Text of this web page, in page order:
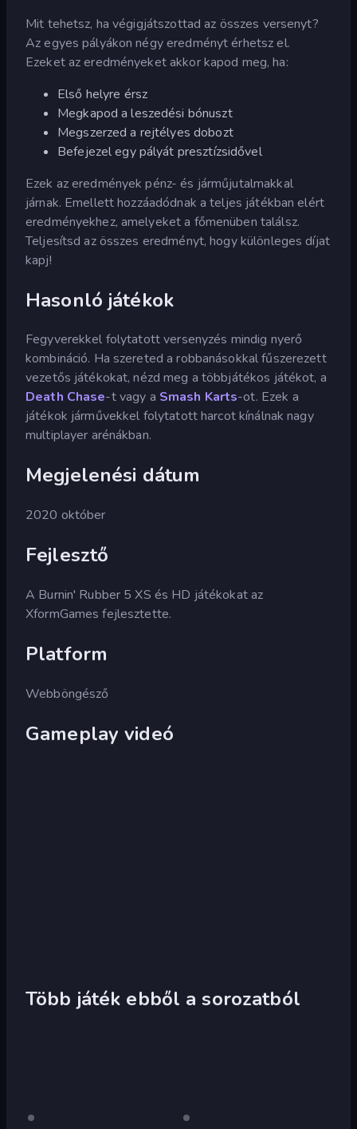
Mit tehetsz, ha végigjátszottad az összes versenyt?
Az egyes pályákon négy eredményt érhetsz el.
Ezeket az eredményeket akkor kapod meg, ha:
Első helyre érsz
Megkapod a leszedési bónuszt
Megszerzed a rejtélyes dobozt
Befejezel egy pályát presztízsidővel
Ezek az eredmények pénz- és járműjutalmakkal
járnak. Emellett hozzáadódnak a teljes játékban elért
eredményekhez, amelyeket a főmenüben találsz.
Teljesítsd az összes eredményt, hogy különleges díjat
kapj!
Hasonló játékok
Fegyverekkel folytatott versenyzés mindig nyerő
kombináció. Ha szereted a robbanásokkal fűszerezett
vezetős játékokat, nézd meg a többjátékos játékot, a
Death Chase-t vagy a Smash Karts-ot. Ezek a
játékok járművekkel folytatott harcot kínálnak nagy
multiplayer arénákban.
Megjelenési dátum
2020 október
Fejlesztő
A Burnin' Rubber 5 XS és HD játékokat az
XformGames fejlesztette.
Platform
Webböngésző
Gameplay videó
Több játék ebből a sorozatból
Csak Csak